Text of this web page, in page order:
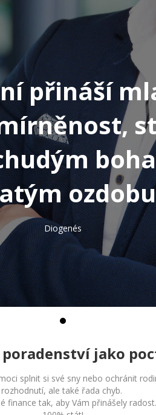
přináší
Diogenés
jako
splnit si své sny nebo ochránit
rozhodnutí, ale také řada chyb.
finance tak, aby Vám přinášely